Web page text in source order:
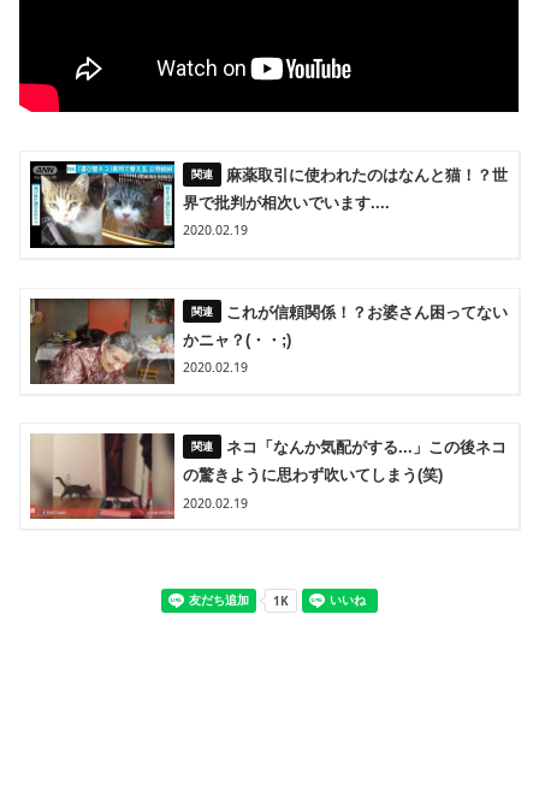
麻薬取引に使われたのはなんと猫！？世
界で批判が相次いでいます....
2020.02.19
これが信頼関係！？お婆さん困ってない
かニャ？(・・;)
2020.02.19
ネコ「なんか気配がする...」この後ネコ
の驚きように思わず吹いてしまう(笑)
2020.02.19